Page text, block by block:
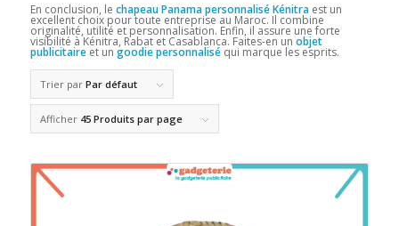
En conclusion, le chapeau Panama personnalisé Kénitraest un
excellent choix pour toute entreprise au Maroc. Il combine
originalité, utilité et personnalisation. Enfin, il assure une forte
visibilité à Kénitra, Rabat et Casablanca. Faites-en un objet
publicitaireet un goodie personnaliséqui marque les esprits.
Trier par Par défaut
Afficher 45 Produits par page